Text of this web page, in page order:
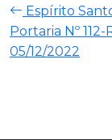
Espírito
Portaria Nº 112-
05/12/2022